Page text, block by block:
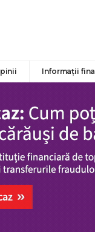
Informații